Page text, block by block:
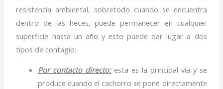
resistencia ambiental, sobretodo cuando se encuentra
dentro de las heces, puede permanecer en cualquier
superficie hasta un año y esto puede dar lugar a dos
tipos de contagio:
Por contacto directo:esta es la principal vía y se
produce cuando el cachorro se pone directamente